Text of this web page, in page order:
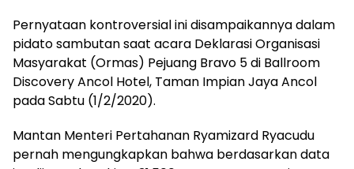
Pernyataan kontroversial ini disampaikannya dalam
pidato sambutan saat acara Deklarasi Organisasi
Masyarakat (Ormas) Pejuang Bravo 5 di Ballroom
Discovery Ancol Hotel, Taman Impian Jaya Ancol
pada Sabtu (1/2/2020).
Mantan Menteri Pertahanan Ryamizard Ryacudu
pernah mengungkapkan bahwa berdasarkan data